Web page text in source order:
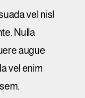
vel nisl
Nulla
augue
vel enim